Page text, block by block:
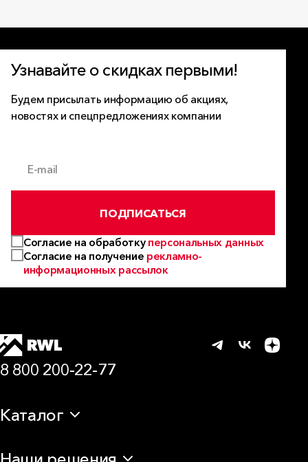
Узнавайте о скидках первыми!
Будем присылать информацию об акциях,
новостях и спецпредложениях компании
E-mail
ПОДПИСАТЬСЯ
Согласие на обработку персональных данных
Согласие на получение рекламно-
информационных рассылок
8 800 200-22-77
Каталог